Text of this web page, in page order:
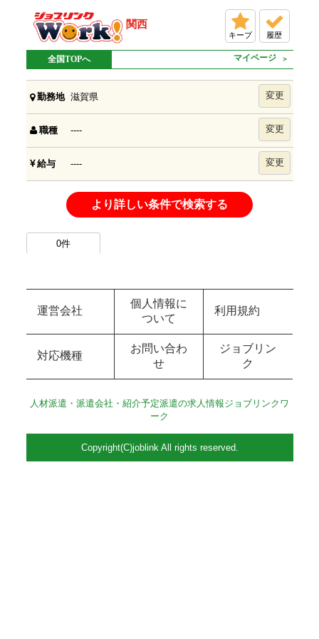
関西
キープ 履歴
全国TOPへ マイページ
勤務地 滋賀県 変更
職種 ---- 変更
給与 ---- 変更
より詳しい条件で検索する
0件
運営会社
個人情報に
ついて
利用規約
対応機種
お問い合わ
せ
ジョブリン
ク
人材派遣・派遣会社・紹介予定派遣の求人情報ジョブリンクワ
ーク
Copyright(C)joblink All rights reserved.